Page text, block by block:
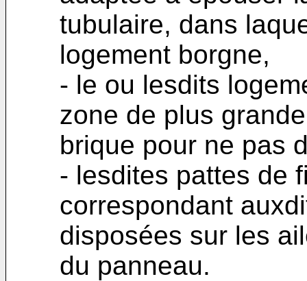
tubulaire, dans
logement borgne,
- le ou lesdits
zone de plus
brique pour ne pas
- lesdites pattes de
correspondant
disposées sur les
du panneau.